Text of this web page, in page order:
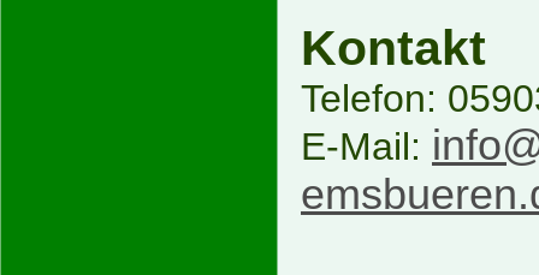
Kontakt
Telefon:
E-Mail: